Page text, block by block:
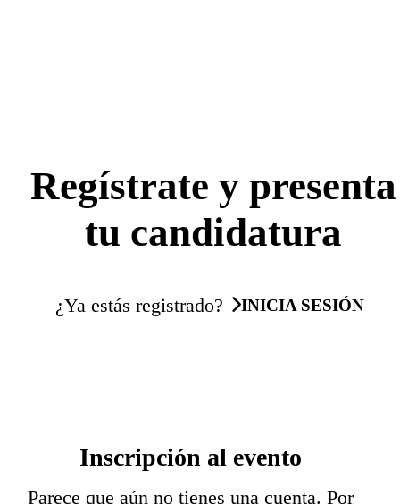
Regístrate y presenta
tu candidatura
¿Ya estás registrado? INICIA SESIÓN
Inscripción al evento
Parece que aún no tienes una cuenta. Por